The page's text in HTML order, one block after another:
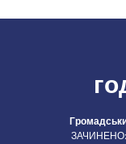
Натисніть,
ЗАЧИНЕНО: